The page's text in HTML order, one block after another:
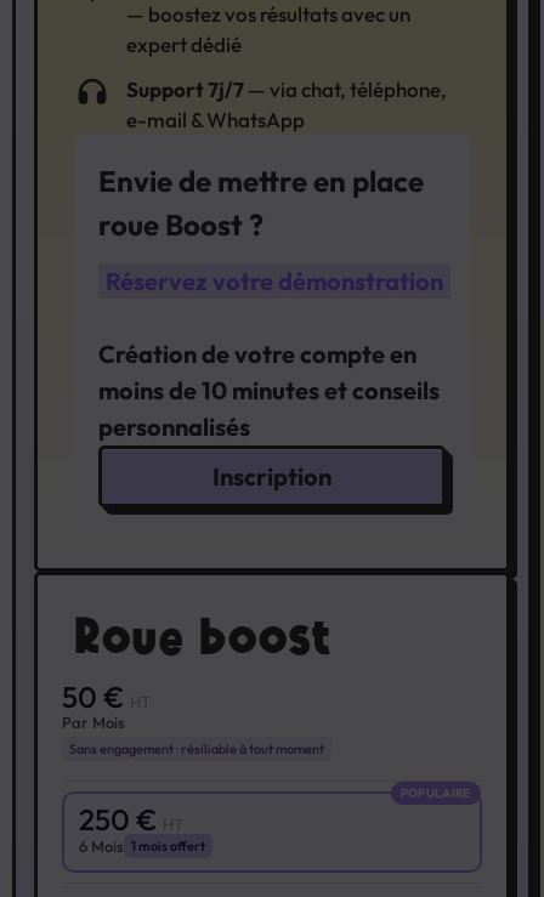
— boostez vos résultats avec un
expert dédié
Support 7j/7— via chat, téléphone,
e-mail & WhatsApp
Envie de mettre en place
roue Boost ?
Réservez votre démonstration
Création de votre compte en
moins de 10 minutes et conseils
personnalisés
Inscription
Roue boost
50 € HT
Par Mois
Sans engagement · résiliable à tout moment
POPULAIRE
250 € HT
6 Mois 1 mois offert